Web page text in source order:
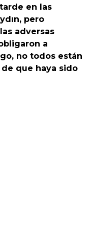
en las
pero
adversas
a
no todos están
que haya sido